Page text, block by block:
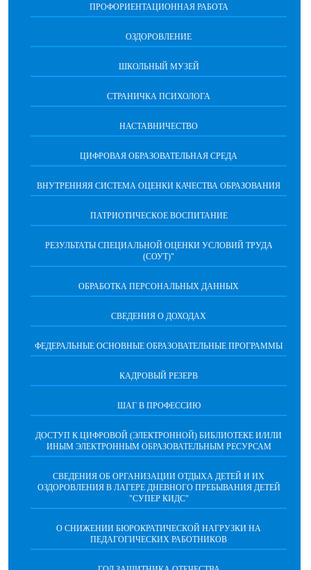
ПРОФОРИЕНТАЦИОННАЯ РАБОТА
ОЗДОРОВЛЕНИЕ
ШКОЛЬНЫЙ МУЗЕЙ
СТРАНИЧКА ПСИХОЛОГА
НАСТАВНИЧЕСТВО
ЦИФРОВАЯ ОБРАЗОВАТЕЛЬНАЯ СРЕДА
ВНУТРЕННЯЯ СИСТЕМА ОЦЕНКИ КАЧЕСТВА ОБРАЗОВАНИЯ
ПАТРИОТИЧЕСКОЕ ВОСПИТАНИЕ
РЕЗУЛЬТАТЫ СПЕЦИАЛЬНОЙ ОЦЕНКИ УСЛОВИЙ ТРУДА
(СОУТ)"
ОБРАБОТКА ПЕРСОНАЛЬНЫХ ДАННЫХ
СВЕДЕНИЯ О ДОХОДАХ
ФЕДЕРАЛЬНЫЕ ОСНОВНЫЕ ОБРАЗОВАТЕЛЬНЫЕ ПРОГРАММЫ
КАДРОВЫЙ РЕЗЕРВ
ШАГ В ПРОФЕССИЮ
ДОСТУП К ЦИФРОВОЙ (ЭЛЕКТРОННОЙ) БИБЛИОТЕКЕ И/ИЛИ
ИНЫМ ЭЛЕКТРОННЫМ ОБРАЗОВАТЕЛЬНЫМ РЕСУРСАМ
СВЕДЕНИЯ ОБ ОРГАНИЗАЦИИ ОТДЫХА ДЕТЕЙ И ИХ
ОЗДОРОВЛЕНИЯ В ЛАГЕРЕ ДНЕВНОГО ПРЕБЫВАНИЯ ДЕТЕЙ
"СУПЕР КИДС"
О СНИЖЕНИИ БЮРОКРАТИЧЕСКОЙ НАГРУЗКИ НА
ПЕДАГОГИЧЕСКИХ РАБОТНИКОВ